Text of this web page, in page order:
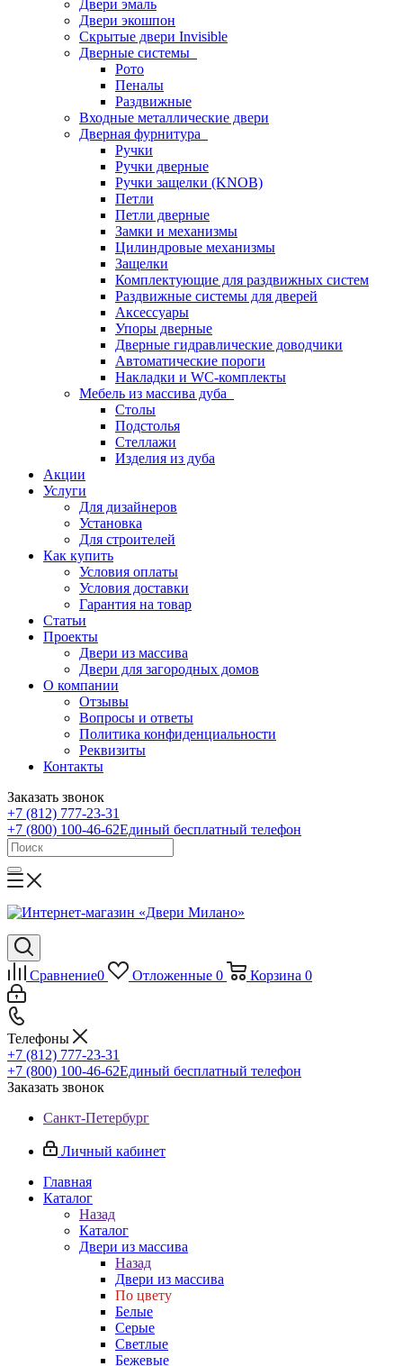
Двери эмаль
Двери экошпон
Скрытые двери Invisible
Дверные системы
Рото
Пеналы
Раздвижные
Входные металлические двери
Дверная фурнитура
Ручки
Ручки дверные
Ручки защелки (KNOB)
Петли
Петли дверные
Замки и механизмы
Цилиндровые механизмы
Защелки
Комплектующие для раздвижных систем
Раздвижные системы для дверей
Аксессуары
Упоры дверные
Дверные гидравлические доводчики
Автоматические пороги
Накладки и WC-комплекты
Мебель из массива дуба
Столы
Подстолья
Стеллажи
Изделия из дуба
Акции
Услуги
Для дизайнеров
Установка
Для строителей
Как купить
Условия оплаты
Условия доставки
Гарантия на товар
Статьи
Проекты
Двери из массива
Двери для загородных домов
О компании
Отзывы
Вопросы и ответы
Политика конфиденциальности
Реквизиты
Контакты
Заказать звонок
+7 (812) 777-23-31
+7 (800) 100-46-62Единый бесплатный телефон
Сравнение0 Отложенные 0 Корзина 0
Телефоны
+7 (812) 777-23-31
+7 (800) 100-46-62Единый бесплатный телефон
Заказать звонок
Санкт-Петербург
Личный кабинет
Главная
Каталог
Назад
Каталог
Двери из массива
Назад
Двери из массива
По цвету
Белые
Серые
Светлые
Бежевые